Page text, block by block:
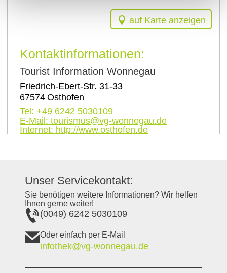
auf Karte anzeigen
Kontaktinformationen:
Tourist Information Wonnegau
Friedrich-Ebert-Str. 31-33
67574 Osthofen
Tel: +49 6242 5030109
E-Mail: tourismus@vg-wonnegau.de
Internet: http://www.osthofen.de
Unser Servicekontakt:
Sie benötigen weitere Informationen? Wir helfen
Ihnen gerne weiter!
(0049) 6242 5030109
Oder einfach per E-Mail
infothek@vg-wonnegau.de